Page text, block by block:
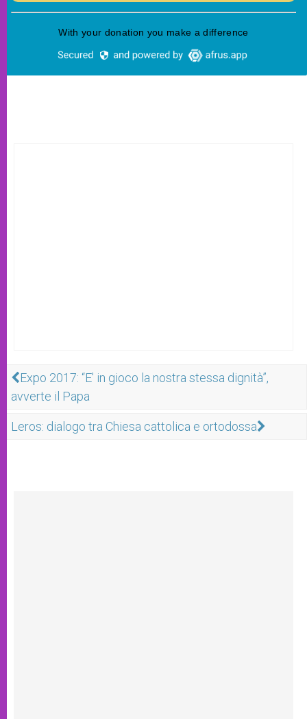
Expo 2017: “E' in gioco la nostra stessa dignità”,
avverte il Papa
Leros: dialogo tra Chiesa cattolica e ortodossa